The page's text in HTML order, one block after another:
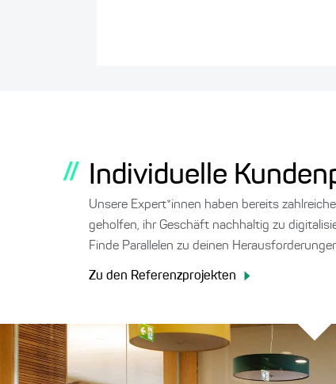
// Individuelle
Unsere Expert*innen haben bereits
geholfen, ihr Geschäft nachhaltig zu
Finde Parallelen zu deinen
Zu den Referenzprojekten